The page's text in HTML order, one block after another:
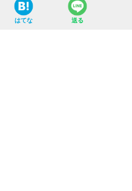
はてな 送る